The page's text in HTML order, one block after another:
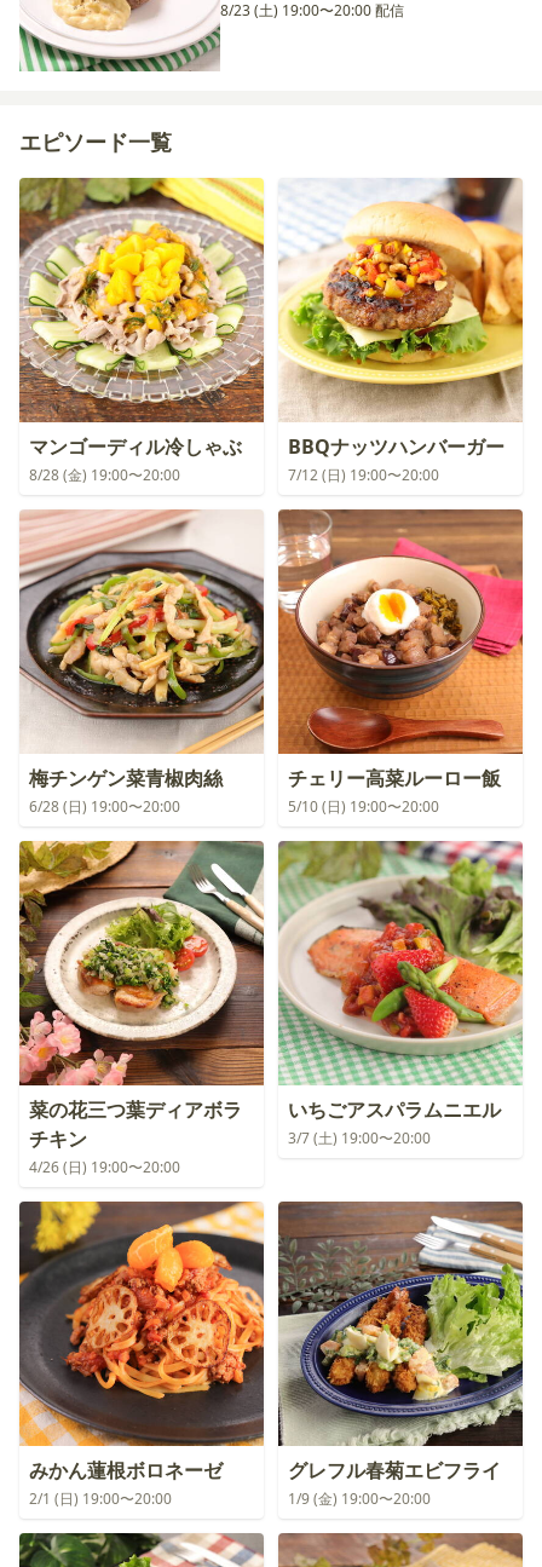
8/23 (土) 19:00〜20:00 配信
エピソード一覧
マンゴーディル冷しゃぶ
8/28 (金) 19:00〜20:00
BBQナッツハンバーガー
7/12 (日) 19:00〜20:00
梅チンゲン菜青椒肉絲
6/28 (日) 19:00〜20:00
チェリー高菜ルーロー飯
5/10 (日) 19:00〜20:00
菜の花三つ葉ディアボラ
チキン
4/26 (日) 19:00〜20:00
いちごアスパラムニエル
3/7 (土) 19:00〜20:00
みかん蓮根ボロネーゼ
2/1 (日) 19:00〜20:00
グレフル春菊エビフライ
1/9 (金) 19:00〜20:00